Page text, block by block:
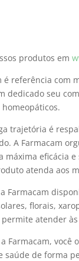
produtos em
é referência com
dedicado seu
trajetória é
A Farmacam
máxima eficácia
atenda aos
Farmacam
florais,
atender
Farmacam,
saúde de forma